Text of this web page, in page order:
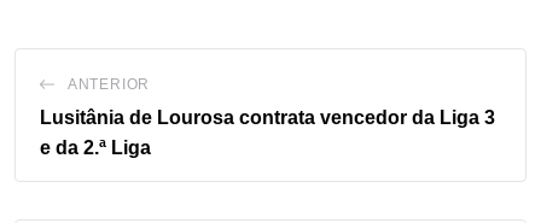
ANTERIOR
Lusitânia de Lourosa contrata vencedor da Liga 3
e da 2.ª Liga